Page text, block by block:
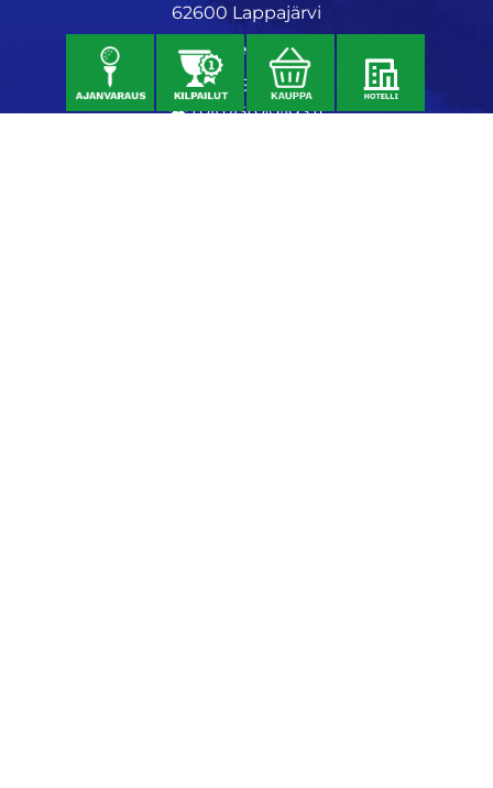
62600 Lappajärvi
Caddiemaster
06 46040682
toimisto@jgs.fi